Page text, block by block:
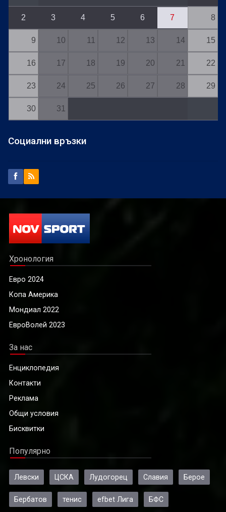
2 3 4 5 6 7 8
9 10 11 12 13 14 15
16 17 18 19 20 21 22
23 24 25 26 27 28 29
30 31
Социални връзки
Хронология
Евро 2024
Копа Америка
Мондиал 2022
ЕвроВолей 2023
За нас
Енциклопедия
Контакти
Реклама
Общи условия
Бисквитки
Популярно
Левски ЦСКА Лудогорец Славия Берое
Бербатов тенис efbet Лига БФС